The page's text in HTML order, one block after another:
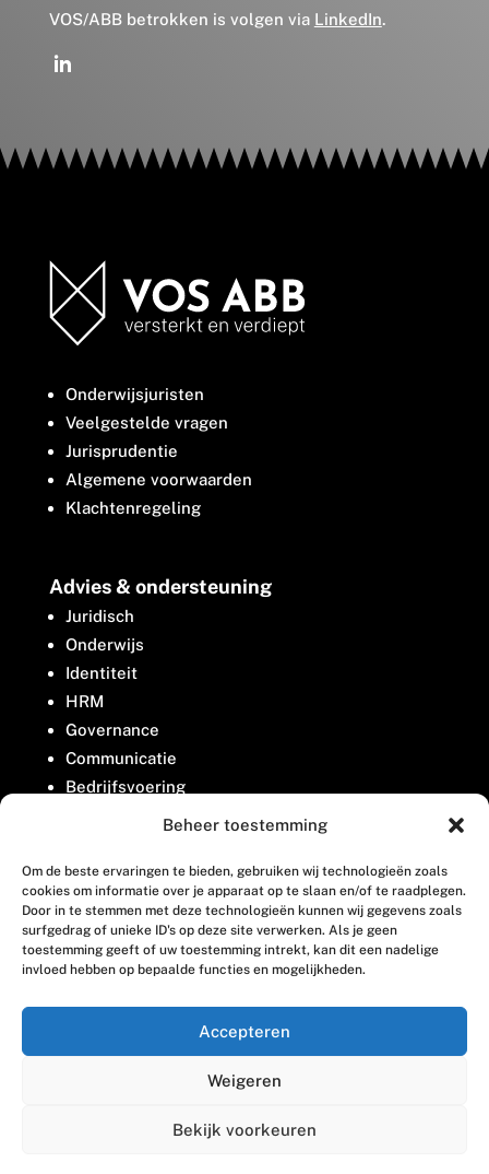
Beheer toestemming
Om de beste ervaringen te bieden, gebruiken wij technologieën zoals
cookies om informatie over je apparaat op te slaan en/of te raadplegen.
Door in te stemmen met deze technologieën kunnen wij gegevens zoals
surfgedrag of unieke ID's op deze site verwerken. Als je geen
toestemming geeft of uw toestemming intrekt, kan dit een nadelige
invloed hebben op bepaalde functies en mogelijkheden.
Accepteren
Weigeren
Bekijk voorkeuren
VOS/ABB betrokken is volgen via LinkedIn.
Onderwijsjuristen
Veelgestelde vragen
Jurisprudentie
Algemene voorwaarden
Klachtenregeling
Advies & ondersteuning
Juridisch
Onderwijs
Identiteit
HRM
Governance
Communicatie
Bedrijfsvoering
Belangenbehartiging
Contact
Houttuinlaan 8
3447 GM Woerden